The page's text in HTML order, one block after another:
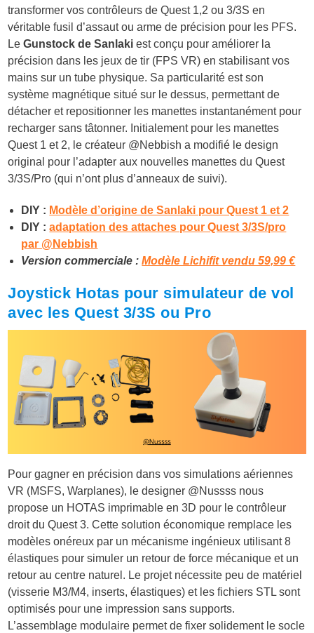
transformer vos contrôleurs de Quest 1,2 ou 3/3S en
véritable fusil d’assaut ou arme de précision pour les PFS.
Le Gunstock de Sanlaki est conçu pour améliorer la
précision dans les jeux de tir (FPS VR) en stabilisant vos
mains sur un tube physique. Sa particularité est son
système magnétique situé sur le dessus, permettant de
détacher et repositionner les manettes instantanément pour
recharger sans tâtonner. Initialement pour les manettes
Quest 1 et 2, le créateur @Nebbish a modifié le design
original pour l’adapter aux nouvelles manettes du Quest
3/3S/Pro (qui n’ont plus d’anneaux de suivi).
DIY : Modèle d’origine de Sanlaki pour Quest 1 et 2
DIY :adaptation des attaches pour Quest 3/3S/pro
par @Nebbish
Version commerciale :Modèle Lichifit vendu 59,99 €
Joystick Hotas pour simulateur de vol
avec les Quest 3/3S ou Pro
Pour gagner en précision dans vos simulations aériennes
VR (MSFS, Warplanes), le designer @Nussss nous
propose un HOTAS imprimable en 3D pour le contrôleur
droit du Quest 3. Cette solution économique remplace les
modèles onéreux par un mécanisme ingénieux utilisant8
élastiques pour simuler un retour de force mécanique et un
retour au centre naturel. Le projet nécessite peu de matériel
(visserie M3/M4, inserts, élastiques) et les fichiers STL sont
optimisés pour une impression sans supports.
L’assemblage modulaire permet de fixer solidement le socle